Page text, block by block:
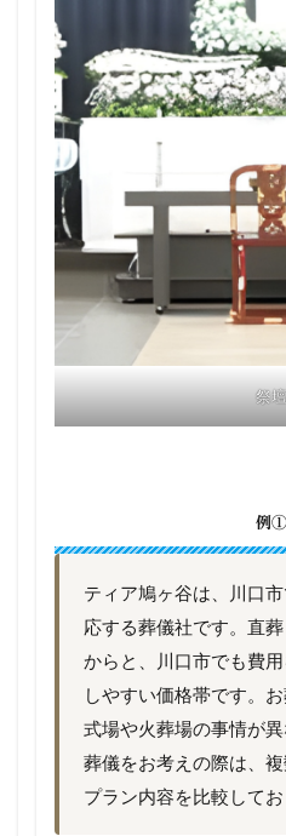
祭壇
例①
ティア鳩ヶ谷は、川口
応する葬儀社です。直
からと、川口市でも費
しやすい価格帯です。
式場や火葬場の事情が
葬儀をお考えの際は、
プラン内容を比較してお